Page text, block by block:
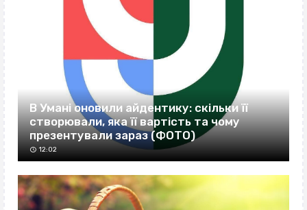
В Умані оновили айдентику: скільки її
створювали, яка її вартість та чому
презентували зараз (ФОТО)
12:02